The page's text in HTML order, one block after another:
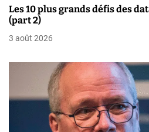
i
c
Les 10 plus grands défis des
(part 2)
3 août 2026